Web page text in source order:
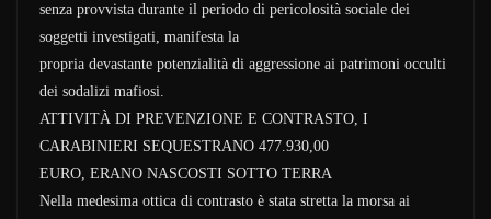
senza provvista durante il periodo di pericolosità sociale dei
soggetti investigati, manifesta la
propria devastante potenzialità di aggressione ai patrimoni occulti
dei sodalizi mafiosi.
ATTIVITÀ DI PREVENZIONE E CONTRASTO, I
CARABINIERI SEQUESTRANO 477.930,00
EURO, ERANO NASCOSTI SOTTO TERRA
Nella medesima ottica di contrasto è stata stretta la morsa ai